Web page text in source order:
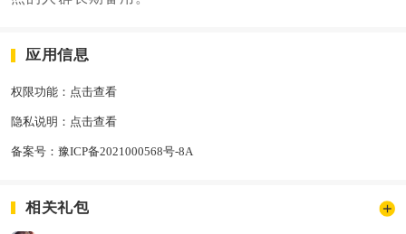
应用信息
权限功能： 点击查看
隐私说明： 点击查看
备案号： 豫ICP备2021000568号-8A
相关礼包